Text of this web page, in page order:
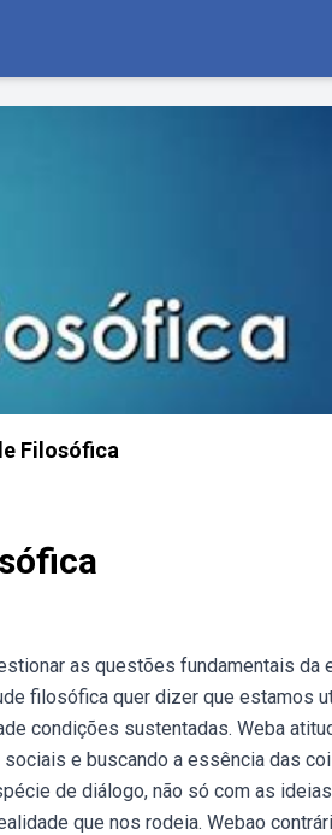
Filosófica
as questões fundamentais da
filosófica quer dizer que estamos
condições sustentadas. Weba
e buscando a essência das
de diálogo, não só com as
que nos rodeia. Webao